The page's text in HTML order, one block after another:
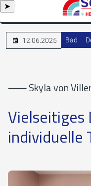
➤
12.06.2025 Bad
⸺ Skyla von
Vielseitiges
individuelle